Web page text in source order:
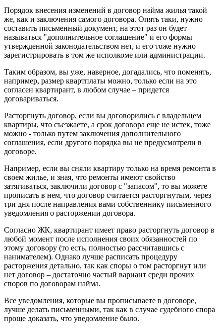
Порядок внесения изменений в договор найма жилья такой
же, как и заключения самого договора. Опять таки, нужно
составить письменный документ, на этот раз он будет
называться "дополнительное соглашение" и его формы
утвержденной законодательством нет, и его тоже нужно
зарегистрировать в том же исполкоме или администрации.
Таким образом, вы уже, наверное, догадались, что поменять,
например, размер квартплаты можно, только если на это
согласен квартирант, в любом случае – придется
договариваться.
Расторгнуть договор, если вы договорились с владельцем
квартиры, что съезжаете, а срок договора еще не истек, тоже
можно - только путем заключения дополнительного
соглашения, если другого порядка вы не предусмотрели в
договоре.
Например, если вы сняли квартиру только на время ремонта в
своем жилье, и зная, что ремонты имеют свойство
затягиваться, заключили договор с "запасом", то вы можете
прописать в нем, что договор считается расторгнутым, через
три дня после направления вами собственнику письменного
уведомления о расторжении договора.
Согласно ЖК, квартирант имеет право расторгнуть договор в
любой момент после исполнения своих обязанностей по
этому договору (то есть, полностью рассчитавшись с
нанимателем). Однако лучше расписать процедуру
расторжения детально, так как споры о том расторгнут или
нет договор – достаточно частый вариант среди прочих
споров по договорам найма.
Все уведомления, которые вы прописываете в договоре,
лучше делать письменными, так как в случае судебного спора
проще доказать, что уведомление было.